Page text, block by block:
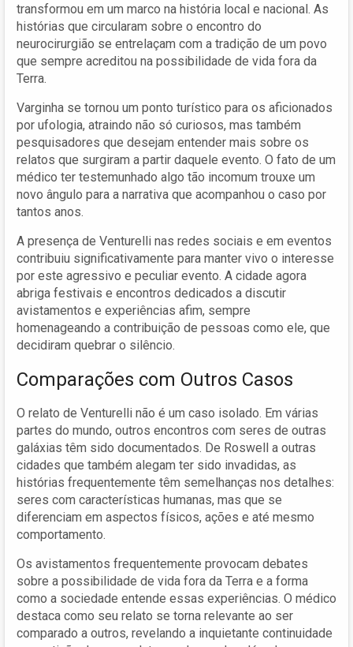
transformou em um marco na história local e nacional. As
histórias que circularam sobre o encontro do
neurocirurgião se entrelaçam com a tradição de um povo
que sempre acreditou na possibilidade de vida fora da
Terra.
Varginha se tornou um ponto turístico para os aficionados
por ufologia, atraindo não só curiosos, mas também
pesquisadores que desejam entender mais sobre os
relatos que surgiram a partir daquele evento. O fato de um
médico ter testemunhado algo tão incomum trouxe um
novo ângulo para a narrativa que acompanhou o caso por
tantos anos.
A presença de Venturelli nas redes sociais e em eventos
contribuiu significativamente para manter vivo o interesse
por este agressivo e peculiar evento. A cidade agora
abriga festivais e encontros dedicados a discutir
avistamentos e experiências afim, sempre
homenageando a contribuição de pessoas como ele, que
decidiram quebrar o silêncio.
Comparações com Outros Casos
O relato de Venturelli não é um caso isolado. Em várias
partes do mundo, outros encontros com seres de outras
galáxias têm sido documentados. De Roswell a outras
cidades que também alegam ter sido invadidas, as
histórias frequentemente têm semelhanças nos detalhes:
seres com características humanas, mas que se
diferenciam em aspectos físicos, ações e até mesmo
comportamento.
Os avistamentos frequentemente provocam debates
sobre a possibilidade de vida fora da Terra e a forma
como a sociedade entende essas experiências. O médico
destaca como seu relato se torna relevante ao ser
comparado a outros, revelando a inquietante continuidade